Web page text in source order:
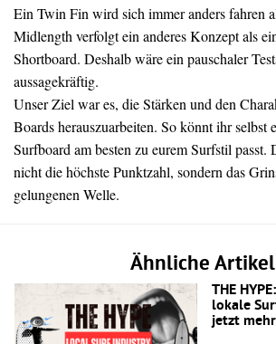
Ein Twin Fin wird sich immer anders fahren
Midlength verfolgt ein anderes Konzept als
Shortboard. Deshalb wäre ein pauschaler
aussagekräftig.
Unser Ziel war es, die Stärken und den
Boards herauszuarbeiten. So könnt ihr selbst
Surfboard am besten zu eurem Surfstil passt.
nicht die höchste Punktzahl, sondern das
gelungenen Welle.
Ähnliche Artikel
THE
lokale
jetzt